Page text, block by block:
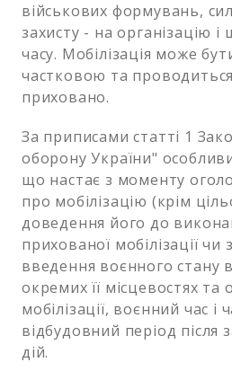
військових формувань,
захисту - на організацію
часу. Мобілізація може
частковою та
приховано.
За приписами статті 1
оборону України"
що настає з моменту
про мобілізацію (крім
доведення його до
прихованої мобілізації
введення воєнного стану
окремих її місцевостях та
мобілізації, воєнний час і
відбудовний період після
дій.